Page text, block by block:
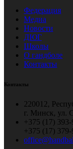
Федерация
Медиа
Новости
ДЮГ
Школы
О гандболе
Контакты
Контакты
220012,
г. Минск, ул.
+375 (17)
+375 (17)